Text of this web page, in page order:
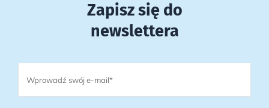
Zapisz się do
newslettera